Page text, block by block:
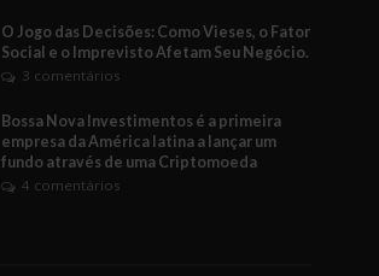
O Jogo das Decisões: Como Vieses, o Fator
Social e o Imprevisto Afetam Seu Negócio.
3 comentários
Bossa Nova Investimentos é a primeira
empresa da América latina a lançar um
fundo através de uma Criptomoeda
4 comentários